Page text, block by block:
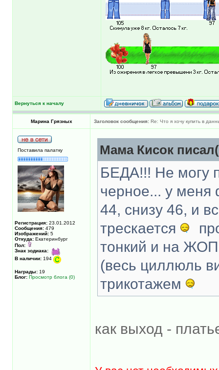
Вернуться к началу
Марина Грязных Заголовок сообщения: Re: Что я хочу купить в
Поставила палатку
Регистрация: 23.01.2012
Сообщения: 479
Изображений: 5
Откуда: Екатеринбург
Пол:
Знак зодиака:
В наличии: 194
Награды: 19
Блог: Просмотр блога (0)
Мама Кисок
БЕДА!!! Не могу
черное... у меня
44, снизу 46, и
трескается
тонкий и на
(весь циллюль
трикотажем
как выход -